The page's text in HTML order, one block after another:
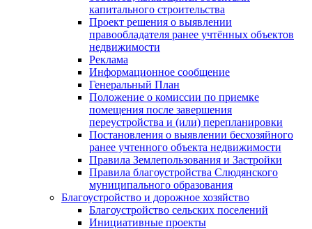
капитального строительства
Проект решения о выявлении
правообладателя ранее учтённых объектов
недвижимости
Реклама
Информационное сообщение
Генеральный План
Положение о комиссии по приемке
помещения после завершения
переустройства и (или) перепланировки
Постановления о выявлении бесхозяйного
ранее учтенного объекта недвижимости
Правила Землепользования и Застройки
Правила благоустройства Слюдянского
муниципального образования
Благоустройство и дорожное хозяйство
Благоустройство сельских поселений
Инициативные проекты